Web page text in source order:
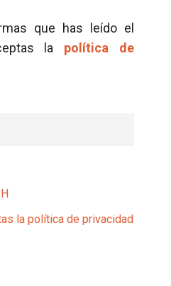
que has leído el
la política de
la política de privacidad